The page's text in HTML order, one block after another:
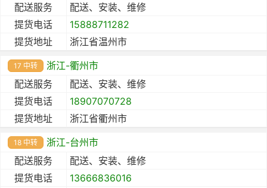
配送服务
配送、安装、维修
提货电话
15888711282
提货地址
浙江省温州市
17 中转
浙江-衢州市
配送服务
配送、安装、维修
提货电话
18907070728
提货地址
浙江省衢州市
18 中转
浙江-台州市
配送服务
配送、安装、维修
提货电话
13666836016